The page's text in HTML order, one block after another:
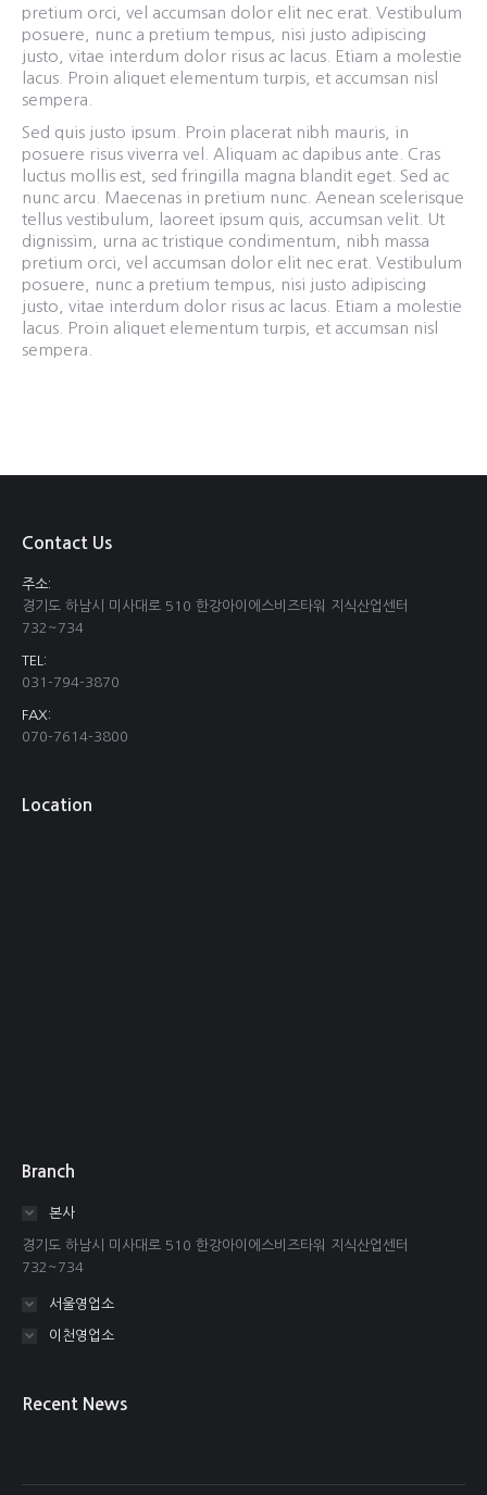
pretium orci, vel accumsan dolor elit nec erat. Vestibulum
posuere, nunc a pretium tempus, nisi justo adipiscing
justo, vitae interdum dolor risus ac lacus. Etiam a molestie
lacus. Proin aliquet elementum turpis, et accumsan nisl
sempera.
Sed quis justo ipsum. Proin placerat nibh mauris, in
posuere risus viverra vel. Aliquam ac dapibus ante. Cras
luctus mollis est, sed fringilla magna blandit eget. Sed ac
nunc arcu. Maecenas in pretium nunc. Aenean scelerisque
tellus vestibulum, laoreet ipsum quis, accumsan velit. Ut
dignissim, urna ac tristique condimentum, nibh massa
pretium orci, vel accumsan dolor elit nec erat. Vestibulum
posuere, nunc a pretium tempus, nisi justo adipiscing
justo, vitae interdum dolor risus ac lacus. Etiam a molestie
lacus. Proin aliquet elementum turpis, et accumsan nisl
sempera.
Contact Us
주소:
경기도 하남시 미사대로 510 한강아이에스비즈타워 지식산업센터
732~734
TEL:
031-794-3870
FAX:
070-7614-3800
Location
Branch
본사
경기도 하남시 미사대로 510 한강아이에스비즈타워 지식산업센터
732~734
서울영업소
이천영업소
Recent News